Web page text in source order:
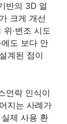
반의 3D 얼
크게 개선
·변조 시도
도 보다 안
계된 점이
언락 인식이
지는 사례가
제 사용 환